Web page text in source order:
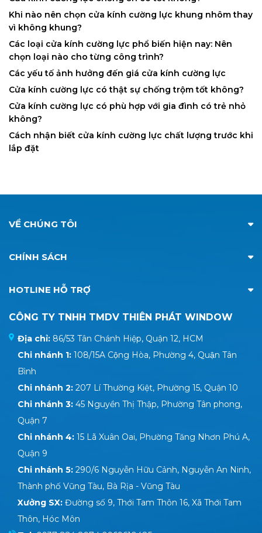
Khi nào nên chọn cửa kính cường lực khung nhôm thay
vì không khung?
Các loại cửa kính cường lực phổ biến hiện nay: Nên
chọn loại nào cho từng công trình?
Các yếu tố ảnh hưởng đến giá cửa kính cường lực
Cửa kính cường lực có thật sự chống trộm tốt không?
Cửa kính cường lực có phù hợp với gia đình có trẻ nhỏ
không?
Cách nhận biết cửa kính cường lực chất lượng trước khi
lắp đặt
VỀ CHÚNG TÔI
CHÍNH SÁCH
HOTLINE HỖ TRỢ
CÔNG TY TNHH TMDV THIÊN PHÁT WINDOW
Địa chỉ: 86/53 Tân Chánh Hiệp, Quận 12, HCM
Chi nhánh 1: 108/15A Cộng Hòa, Phường 4, Quận Tân
Bình
Chi nhánh 2: 207 Lí Thường Kiệt, Phường 15, Quận 10
Chi nhánh 3: 45 Nguyền Thị Thập, Phường Tân phong,
Quận 7
Chi nhánh 4: 15 Lã Xuân Oai, Phường Tăng Nhơn Phú A,
Quận 9
Chi nhánh 5: 290/6 Nguyễn Hữu Cảnh, Nguyễn An Ninh,
Thành phố Vũng Tàu, Bà Rịa - Vũng Tàu
Xưởng SX: Đường số 9, Thới Tam Thôn 16, Xã Thới Tam
Thôn, Hóc Môn